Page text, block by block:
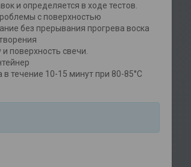
и определяется в ходе тестов.
с поверхностью
без прерывания прогрева воска
поверхность свечи.
течение 10-15 минут при 80-85°C